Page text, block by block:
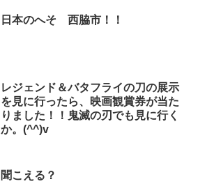
日本のへそ 西脇市！！
レジェンド＆バタフライの刀の展示
を見に行ったら、映画観賞券が当た
りました！！鬼滅の刃でも見に行く
か。(^^)v
聞こえる？